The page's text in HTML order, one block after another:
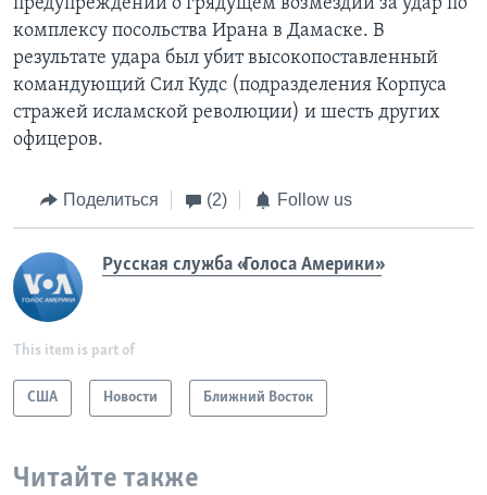
предупреждений о грядущем возмездии за удар по
комплексу посольства Ирана в Дамаске. В
результате удара был убит высокопоставленный
командующий Сил Кудс (подразделения Корпуса
стражей исламской революции) и шесть других
офицеров.
Поделиться (2) Follow us
Русская служба «Голоса Америки»
This item is part of
США Новости Ближний Восток
Читайте также